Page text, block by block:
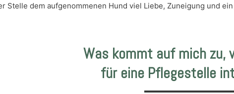
Stelle dem aufgenommenen Hund viel Liebe, Zuneigung und
Was kommt auf mich zu,
für eine Pflegestelle